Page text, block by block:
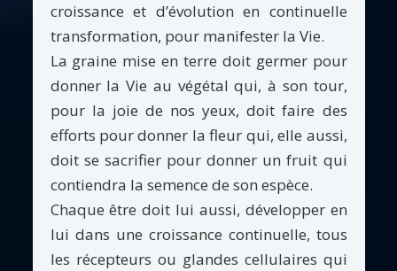
croissance et d’évolution en continuelle
transformation, pour manifester la Vie.
La graine mise en terre doit germer pour
donner la Vie au végétal qui, à son tour,
pour la joie de nos yeux, doit faire des
efforts pour donner la fleur qui, elle aussi,
doit se sacrifier pour donner un fruit qui
contiendra la semence de son espèce.
Chaque être doit lui aussi, développer en
lui dans une croissance continuelle, tous
les récepteurs ou glandes cellulaires qui